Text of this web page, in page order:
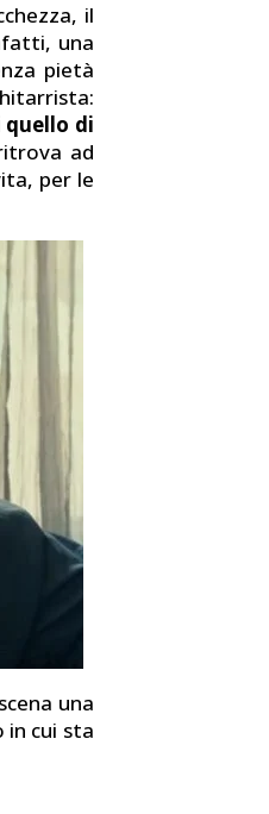
il
una
pietà
quello di
ad
per le
una
in cui sta